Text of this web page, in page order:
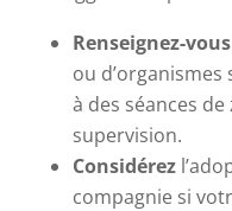
Renseignez-vous
ou
à des séances
supervision.
Considérez
compagnie si